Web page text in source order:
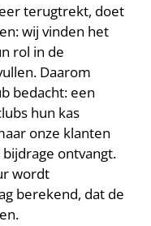
terugtrekt, doet
wij vinden het
rol in de
Daarom
bedacht: een
hun kas
onze klanten
ontvangt.
wordt
berekend, dat de